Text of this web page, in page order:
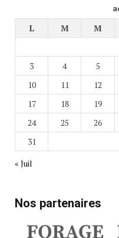
L
M M
3
4 5
10
11 12
17
18 19
24
25 26
31
« Juil
Nos partenaires